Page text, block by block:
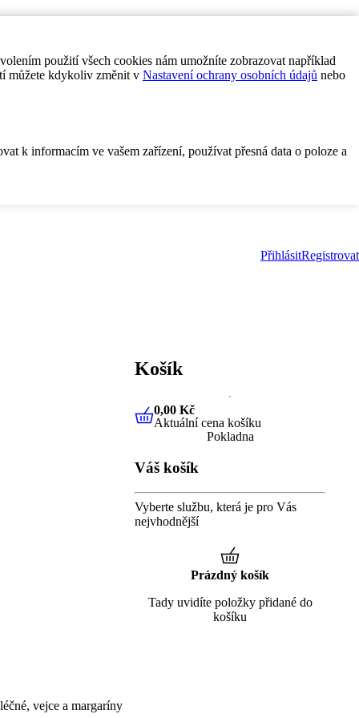
použití všech cookies nám umožníte zobrazovat například
můžete kdykoliv změnit v Nastavení ochrany osobních údajů nebo
k informacím ve vašem zařízení, používat přesná data o poloze a
PřihlásitRegistrovat
vejce a margaríny
Košík
0,00 KčAktuální cena košíku
0,00 Kč
Aktuální cena košíku
Pokladna
Váš košík
Vyberte službu, která je pro Vás
nejvhodnější
Prázdný košík
Tady uvidíte položky přidané do
košíku